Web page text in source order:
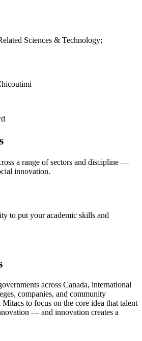
Sciences & Technology;
a range of sectors and discipline —
innovation.
to put your academic skills and
across Canada, international
companies, and community
to focus on the core idea that talent
— and innovation creates a